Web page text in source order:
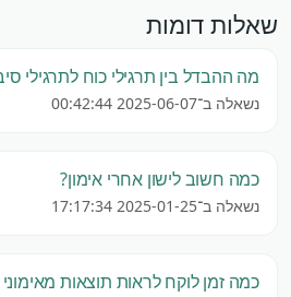
שאלות דומות
מה ההבדל בין תרגילי כוח לתרגילי
נשאלה ב־2025-06-07 00:42:44
כמה חשוב לישון אחרי אימון?
נשאלה ב־2025-01-25 17:17:34
כמה זמן לוקח לראות תוצאות מאימוני